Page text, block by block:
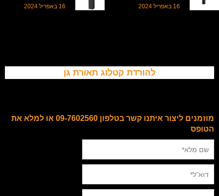
16 באפריל 2024 16 באפריל 2024
להורדת קטלוג תאורת גן
מוזמנים ליצור איתנו קשר בטלפון 09-7602560 או למלא את
הטופס